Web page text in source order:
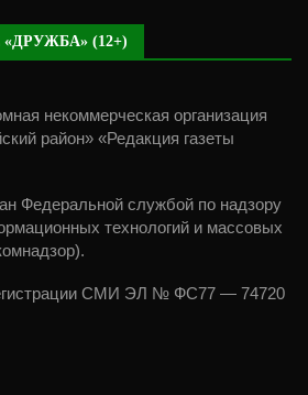
(12+)
некоммерческая организация
район» «Редакция газеты
Федеральной службой по надзору
технологий и массовых
СМИ ЭЛ № ФС77 — 74720